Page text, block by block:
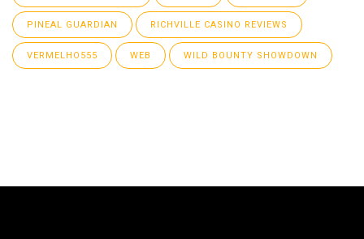
PINEAL GUARDIAN RICHVILLE CASINO REVIEWS
VERMELHO555 WEB WILD BOUNTY SHOWDOWN